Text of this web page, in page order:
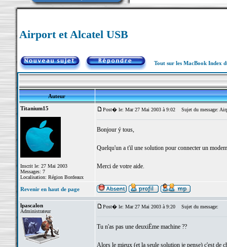
Airport et Alcatel USB
Tout sur les MacBook Index
Auteur
Titanium15
Inscrit le: 27 Mai 2003
Messages: 7
Localisation: Région Bordeaux
Post� le: Mar 27 Mai 2003 à 9:02 Sujet du message:
Bonjour ý tous,
Quelqu'un a t'il une solution pour connecter un
Merci de votre aide.
Revenir en haut de page
lpascalon
Administrateur
Post� le: Mar 27 Mai 2003 à 9:20 Sujet du message:
Tu n'as pas une deuxiËme machine ??
Alors le mieux (et la seule solution je pense) c'est de